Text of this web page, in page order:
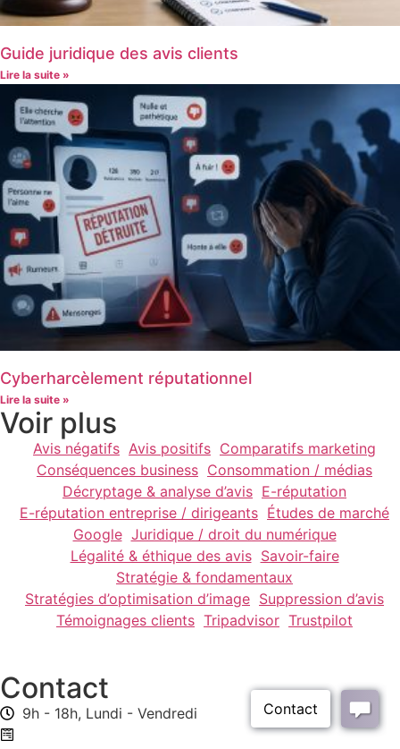
Guide juridique des avis clients
Lire la suite »
Cyberharcèlement réputationnel
Lire la suite »
Voir plus
Avis négatifs Avis positifs Comparatifs marketing
Conséquences business Consommation / médias
Décryptage & analyse d’avis E-réputation
E-réputation entreprise / dirigeants Études de marché
Google Juridique / droit du numérique
Légalité & éthique des avis Savoir-faire
Stratégie & fondamentaux
Stratégies d’optimisation d’image Suppression d’avis
Témoignages clients Tripadvisor Trustpilot
Contact
9h - 18h, Lundi - Vendredi